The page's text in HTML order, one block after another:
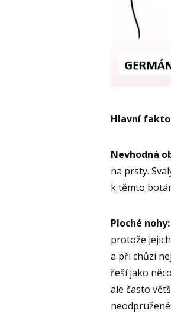
Hlavní
Nevhodná
na prsty.
k těmto
Ploché nohy:
protože
a při chůzi
řeší jako
ale často